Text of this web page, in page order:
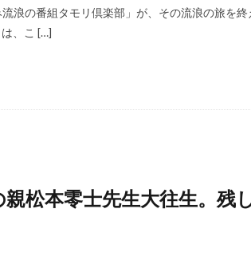
浪の番組タモリ倶楽部」が、その流浪の旅を終
、こ […]
松本零士先生大往生。残